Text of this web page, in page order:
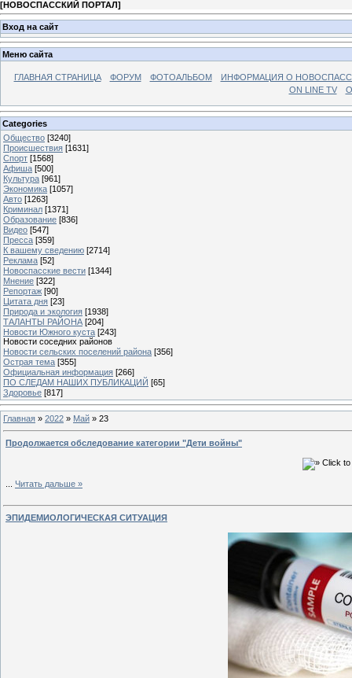
[НОВОСПАССКИЙ ПОРТАЛ]
Вход на сайт
Меню сайта
ГЛАВНАЯ СТРАНИЦА ФОРУМ ФОТОАЛЬБОМ
ИНФОРМАЦИЯ О
ON LINE TV
Categories
Общество [3240]
Происшествия [1631]
Спорт [1568]
Афиша [500]
Культура [961]
Экономика [1057]
Авто [1263]
Криминал [1371]
Образование [836]
Видео [547]
Пресса [359]
К вашему сведению [2714]
Реклама [52]
Новоспасские вести [1344]
Мнение [322]
Репортаж [90]
Цитата дня [23]
Природа и экология [1938]
ТАЛАНТЫ РАЙОНА [204]
Новости Южного куста [243]
Новости соседних районов
Новости сельских поселений района [356]
Острая тема [355]
Официальная информация [266]
ПО СЛЕДАМ НАШИХ ПУБЛИКАЦИЙ [65]
Здоровье [817]
Главная » 2022 » Май » 23
Продолжается обследование категории "Дети войны"
Читать дальше »
ЭПИДЕМИОЛОГИЧЕСКАЯ СИТУАЦИЯ